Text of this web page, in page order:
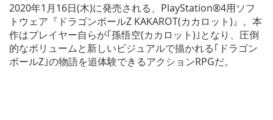
2020年1月16日(木)に発売される、PlayStation®4用ソフ
トウェア『ドラゴンボールZ KAKAROT(カカロット)』。本
作はプレイヤー自らが｢孫悟空(カカロット)｣となり、圧倒
的なボリュームと新しいビジュアルで描かれる｢ドラゴン
ボールZ｣の物語を追体験できるアクションRPGだ。